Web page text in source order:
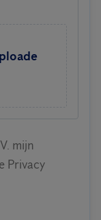
mijn
Privacy